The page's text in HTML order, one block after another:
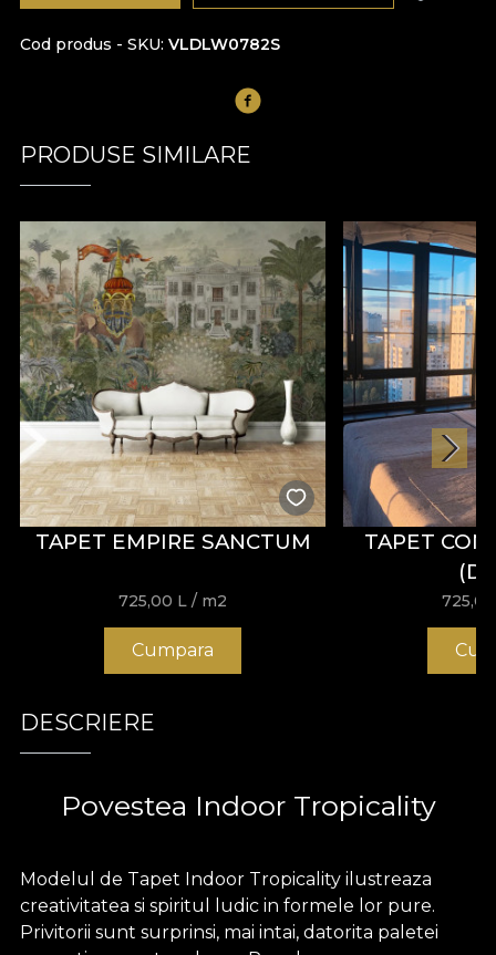
Cod produs - SKU VLDLW0782S
PRODUSE SIMILARE
TAPET EMPIRE SANCTUM
725,00 L / m2
Cumpara
TAPET
DESCRIERE
Povestea Indoor Tropicality
Modelul de Tapet Indoor Tropicality ilustreaza
creativitatea si spiritul ludic in formele lor pure.
Privitorii sunt surprinsi, mai intai, datorita paletei